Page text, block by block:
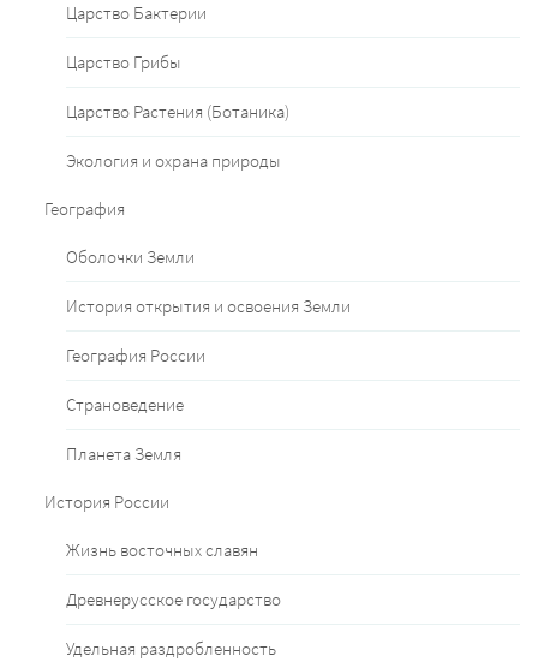
Царство Бактерии
Царство Грибы
Царство Растения (Ботаника)
Экология и охрана природы
География
Оболочки Земли
История открытия и освоения Земли
География России
Страноведение
Планета Земля
История России
Жизнь восточных славян
Древнерусское государство
Удельная раздробленность